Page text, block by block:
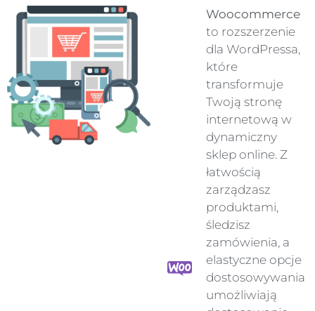
Woocommerce
to rozszerzenie
dla WordPressa,
które
transformuje
Twoją stronę
internetową w
dynamiczny
sklep online. Z
łatwością
zarządzasz
produktami,
śledzisz
zamówienia, a
elastyczne opcje
dostosowywania
umożliwiają